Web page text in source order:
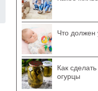
Что
Как
огурцы